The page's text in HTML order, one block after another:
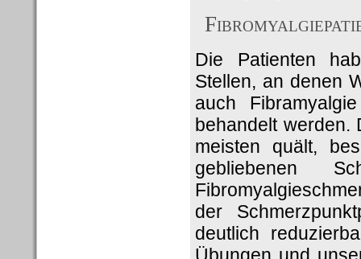
Die Patienten
Stellen, an denen
auch
behandelt werden.
meisten quält,
gebliebenen
der
deutlich